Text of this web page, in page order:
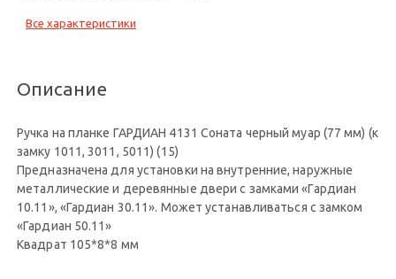
Все характеристики
Описание
Ручка на планке ГАРДИАН 4131 Соната черный муар (77 мм) (к
замку 1011, 3011, 5011) (15)
Предназначена для установки на внутренние, наружные
металлические и деревянные двери с замками «Гардиан
10.11», «Гардиан 30.11». Может устанавливаться с замком
«Гардиан 50.11»
Квадрат 105*8*8 мм